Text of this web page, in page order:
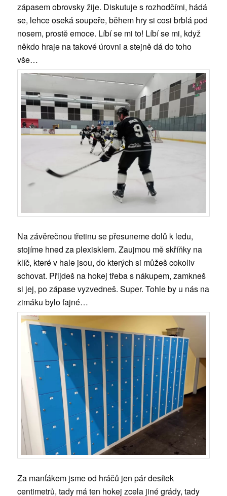
zápasem obrovsky žije. Diskutuje s rozhodčími, hádá
se, lehce oseká soupeře, během hry si cosi brblá pod
nosem, prostě emoce. Líbí se mi to! Líbí se mi, když
někdo hraje na takové úrovni a stejně dá do toho
vše…
Na závěrečnou třetinu se přesuneme dolů k ledu,
stojíme hned za plexisklem. Zaujmou mě skříňky na
klíč, které v hale jsou, do kterých si můžeš cokoliv
schovat. Přijdeš na hokej třeba s nákupem, zamkneš
si jej, po zápase vyzvedneš. Super. Tohle by u nás na
zimáku bylo fajné…
Za manťákem jsme od hráčů jen pár desítek
centimetrů, tady má ten hokej zcela jiné grády, tady